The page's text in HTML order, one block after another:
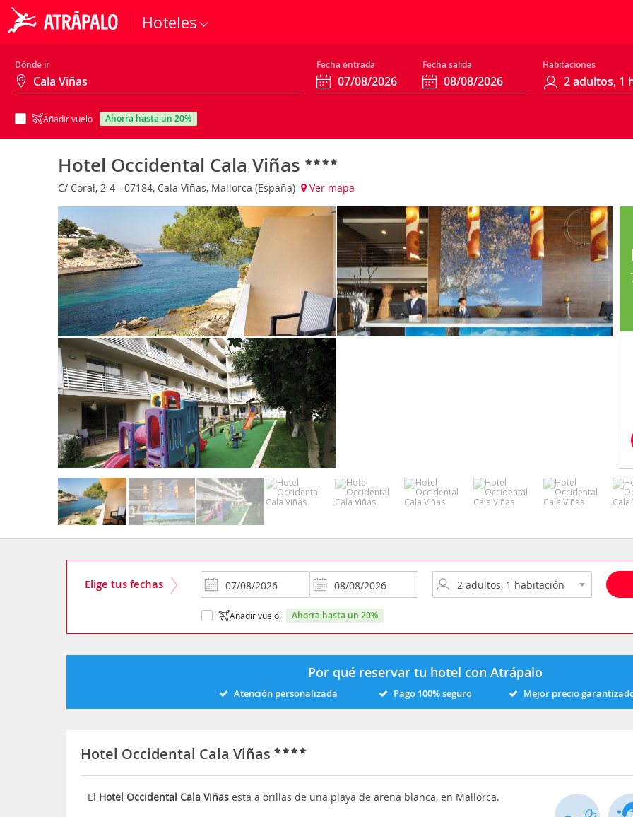
Hoteles
Dónde ir Fecha entrada Fecha salida Habitaciones
Añadir vuelo ahorra hasta un 20%
Hotel Occidental Cala Viñas
C/ Coral, 2-4 - 07184, Cala Viñas, Mallorca (España) Ver mapa
Elige tus fechas
Añadir vuelo ahorra hasta un 20%
Por qué reservar tu hotel con Atrápalo
Atención personalizada Pago 100% seguro Mejor precio
Hotel Occidental Cala Viñas
El Hotel Occidental Cala Viñas está a orillas de una playa de arena blanca, en Mallorca.